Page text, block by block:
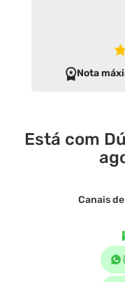
Nota
Está com
Canais